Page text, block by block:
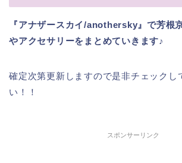
『アナザースカイ/anothersky』で芳根
やアクセサリーをまとめていきます♪
確定次第更新しますので是非チェックし
い！！
スポンサーリンク